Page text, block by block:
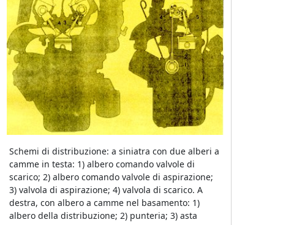
Schemi di distribuzione: a siniatra con due alberi a
camme in testa: 1) albero comando valvole di
scarico; 2) albero comando valvole di aspirazione;
3) valvola di aspirazione; 4) valvola di scarico. A
destra, con albero a camme nel basamento: 1)
albero della distribuzione; 2) punteria; 3) asta